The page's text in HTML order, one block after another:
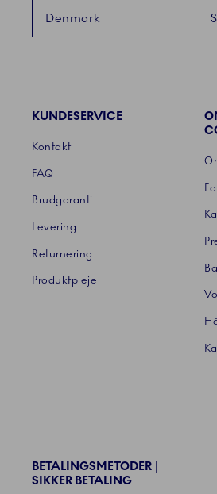
Denmark
KUNDESERVICE
Kontakt
FAQ
Brudgaranti
Levering
Returnering
Produktpleje
BETALINGSMETODER |
SIKKER BETALING